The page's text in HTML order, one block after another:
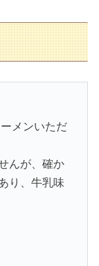
メンいただ
んが、確か
り、牛乳味